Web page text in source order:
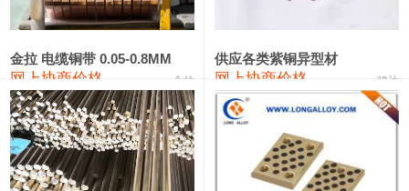
R410A专用紫铜管 113,090—113,090
铸造铝合金锭(A356.2) 24,300—24,700 24,500 0
铝合金ADC12 24,200—24,400
铸造铝合金锭(ZLD104) 24,300—24,500 24,400
金拉 电缆铜带 0.05-0.8MM
网上协商价格 金拉
供应各类紫铜异型材
网上协商价格 骏达